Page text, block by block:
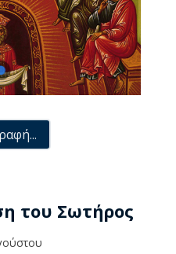
του Σωτήρος